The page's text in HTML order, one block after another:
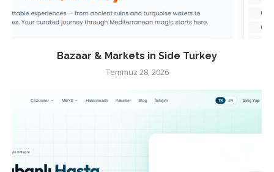
Bazaar & Markets in Side Turkey
Temmuz 28, 2026